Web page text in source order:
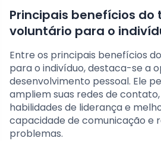
Principais benefícios do
voluntário para o
Entre os principais benefícios
para o indivíduo, destaca-se a
desenvolvimento pessoal. Ele
ampliem suas redes de
habilidades de liderança e
capacidade de comunicação e
problemas.